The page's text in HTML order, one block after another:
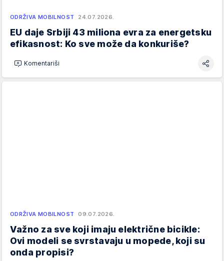
ODRŽIVA MOBILNOST 24.07.2026.
EU daje Srbiji 43 miliona evra za energetsku
efikasnost: Ko sve može da konkuriše?
Komentariši
ODRŽIVA MOBILNOST 09.07.2026.
Važno za sve koji imaju električne bicikle:
Ovi modeli se svrstavaju u mopede, koji su
onda propisi?